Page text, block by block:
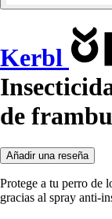
Kerbl
de
Añadir una reseña
Protege a tu perro de
gracias al spray anti-